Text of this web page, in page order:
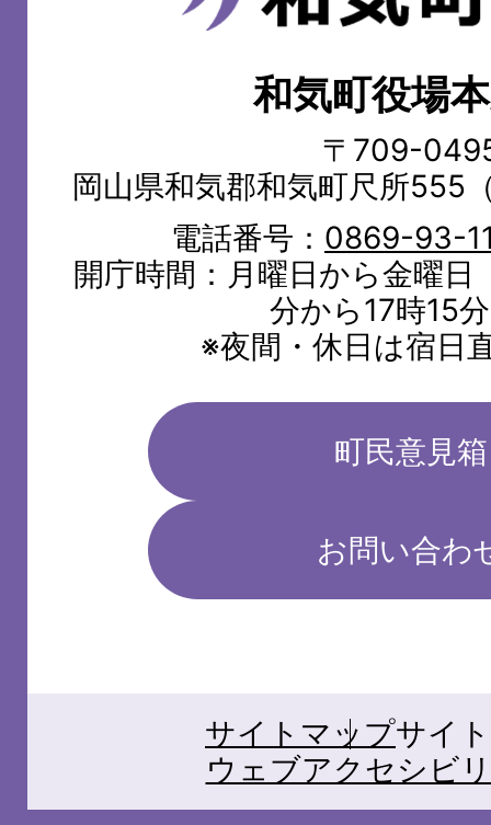
気
和気町役場
〒709-
岡山県和気郡和気町尺所555
電話番号： 0869-93-
開庁時間：月曜日から金曜
分から17時15
※夜間・休日は宿日
町民意見箱
お問い合わ
サイトマップサイ
ウェブアクセシビ